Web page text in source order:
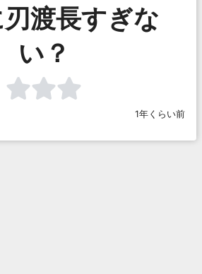
渡長すぎな
い？
1年くらい前